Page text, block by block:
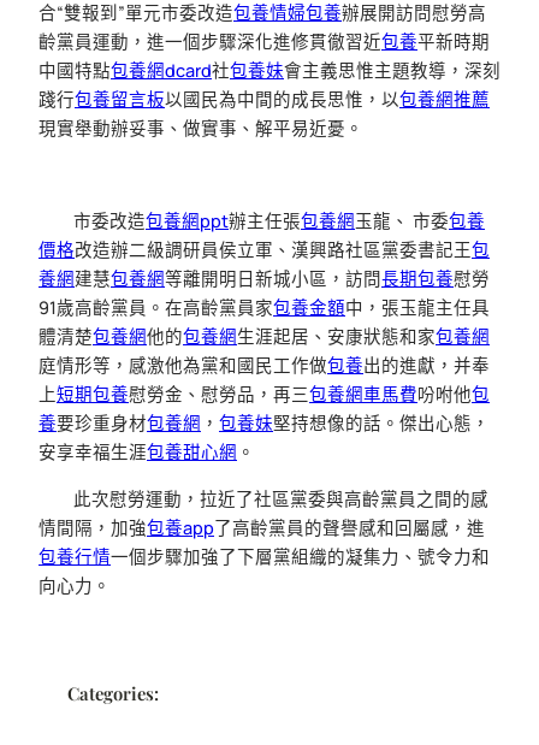
合“雙報到”單元市委改造包養情婦包養辦展開訪問慰勞高
齡黨員運動，進一個步驟深化進修貫徹習近包養平新時期
中國特點包養網dcard社包養妹會主義思惟主題教導，深刻
踐行包養留言板以國民為中間的成長思惟，以包養網推薦
現實舉動辦妥事、做實事、解平易近憂。
市委改造包養網ppt辦主任張包養網玉龍、 市委包養
價格改造辦二級調研員侯立軍、漢興路社區黨委書記王包
養網建慧包養網等離開明日新城小區，訪問長期包養慰勞
91歲高齡黨員。在高齡黨員家包養金額中，張玉龍主任具
體清楚包養網他的包養網生涯起居、安康狀態和家包養網
庭情形等，感激他為黨和國民工作做包養出的進獻，并奉
上短期包養慰勞金、慰勞品，再三包養網車馬費吩咐他包
養要珍重身材包養網 ， 包養妹堅持想像的話。傑出心態，
安享幸福生涯包養甜心網 。
此次慰勞運動，拉近了社區黨委與高齡黨員之間的感
情間隔，加強包養app了高齡黨員的聲譽感和回屬感，進
包養行情一個步驟加強了下層黨組織的凝集力、號令力和
向心力。
Categories: